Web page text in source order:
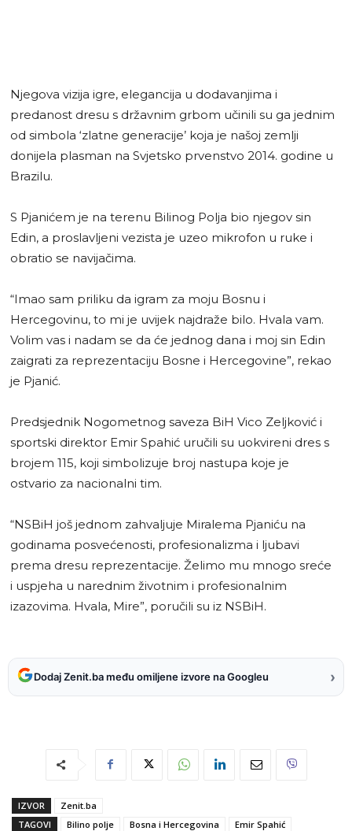
Njegova vizija igre, elegancija u dodavanjima i
predanost dresu s državnim grbom učinili su ga jednim
od simbola ‘zlatne generacije’ koja je našoj zemlji
donijela plasman na Svjetsko prvenstvo 2014. godine u
Brazilu.
S Pjanićem je na terenu Bilinog Polja bio njegov sin
Edin, a proslavljeni vezista je uzeo mikrofon u ruke i
obratio se navijačima.
“Imao sam priliku da igram za moju Bosnu i
Hercegovinu, to mi je uvijek najdraže bilo. Hvala vam.
Volim vas i nadam se da će jednog dana i moj sin Edin
zaigrati za reprezentaciju Bosne i Hercegovine”, rekao
je Pjanić.
Predsjednik Nogometnog saveza BiH Vico Zeljković i
sportski direktor Emir Spahić uručili su uokvireni dres s
brojem 115, koji simbolizuje broj nastupa koje je
ostvario za nacionalni tim.
“NSBiH još jednom zahvaljuje Miralema Pjaniću na
godinama posvećenosti, profesionalizma i ljubavi
prema dresu reprezentacije. Želimo mu mnogo sreće
i uspjeha u narednim životnim i profesionalnim
izazovima. Hvala, Mire”, poručili su iz NSBiH.
Dodaj Zenit.ba među omiljene izvore na Googleu ›
IZVOR
Zenit.ba
TAGOVI
Bilino polje Bosna i Hercegovina
Emir Spahić